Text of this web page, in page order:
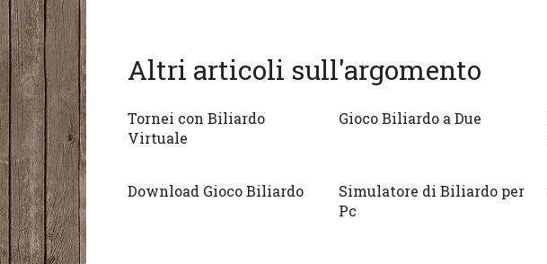
Altri articoli sull'argomento
Tornei con Biliardo
Virtuale
Gioco Biliardo a Due
Download Gioco Biliardo
Simulatore di Biliardo per
Pc